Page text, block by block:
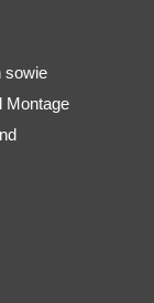
sowie
Montage